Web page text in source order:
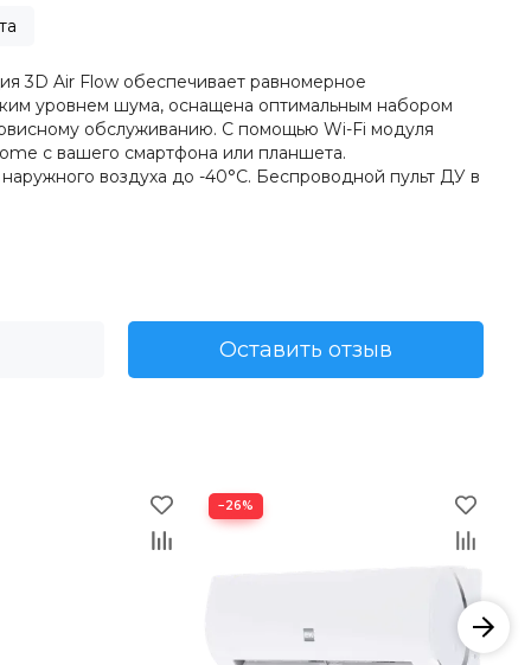
3D Air Flow обеспечивает равномерное
уровнем шума, оснащена оптимальным набором
обслуживанию. С помощью Wi-Fi модуля
с вашего смартфона или планшета.
воздуха до -40°С. Беспроводной пульт ДУ в
Оставить отзыв
−26%